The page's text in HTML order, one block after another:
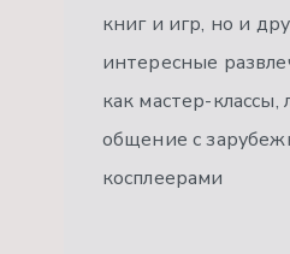
книг и игр, но и
интересные
как мастер-классы,
общение с
косплеерами